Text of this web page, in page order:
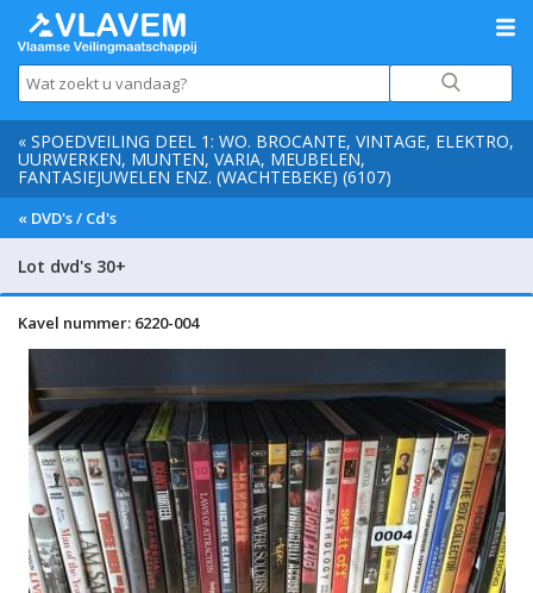
« SPOEDVEILING DEEL 1: WO. BROCANTE, VINTAGE, ELEKTRO,
UURWERKEN, MUNTEN, VARIA, MEUBELEN,
FANTASIEJUWELEN ENZ. (WACHTEBEKE) (6107)
« DVD's / Cd's
Lot dvd's 30+
Kavel nummer: 6220-004